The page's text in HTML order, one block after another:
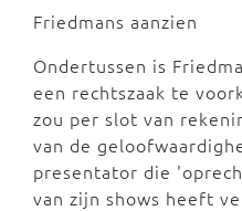
Friedmans aanzien
Ondertussen is
een rechtszaak te
zou per slot van
van de
presentator die
van zijn shows heeft